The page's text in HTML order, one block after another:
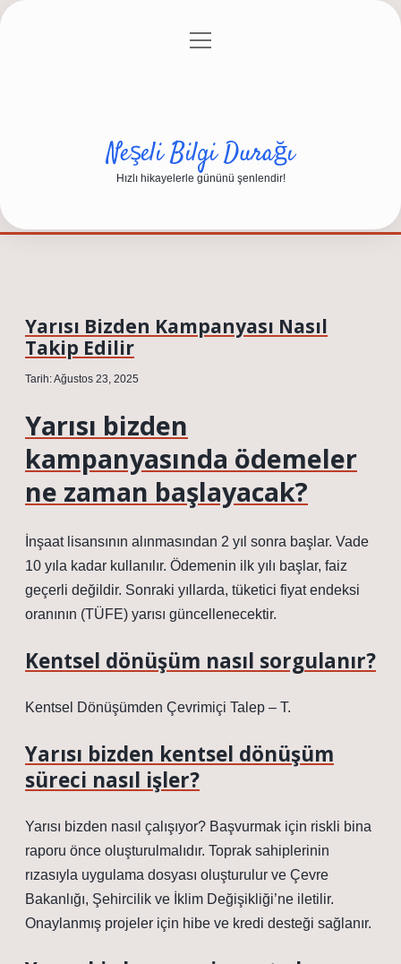
Gizlilik Politikası
menüyü
Neşeli Bilgi Durağı
Hızlı hikayelerle gününü şenlendir!
Yarısı Bizden Kampanyası Nasıl
Takip Edilir
Tarih: Ağustos 23, 2025
Yarısı bizden
kampanyasında ödemeler
ne zaman başlayacak?
İnşaat lisansının alınmasından 2 yıl sonra başlar. Vade
10 yıla kadar kullanılır. Ödemenin ilk yılı başlar, faiz
geçerli değildir. Sonraki yıllarda, tüketici fiyat endeksi
oranının (TÜFE) yarısı güncellenecektir.
Kentsel dönüşüm nasıl sorgulanır?
Kentsel Dönüşümden Çevrimiçi Talep – T.
Yarısı bizden kentsel dönüşüm
süreci nasıl işler?
Yarısı bizden nasıl çalışıyor? Başvurmak için riskli bina
raporu önce oluşturulmalıdır. Toprak sahiplerinin
rızasıyla uygulama dosyası oluşturulur ve Çevre
Bakanlığı, Şehircilik ve İklim Değişikliği’ne iletilir.
Onaylanmış projeler için hibe ve kredi desteği sağlanır.